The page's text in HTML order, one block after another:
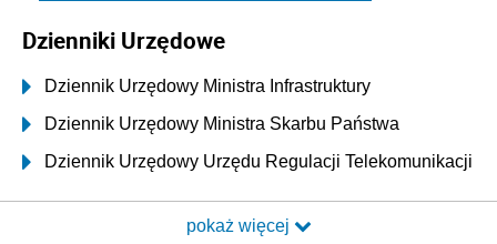
Dzienniki Urzędowe
Dziennik Urzędowy Ministra Infrastruktury
Dziennik Urzędowy Ministra Skarbu Państwa
Dziennik Urzędowy Urzędu Regulacji Telekomunikacji
Dziennik Urzędowy Ministra Transportu i Budownictwa
pokaż więcej